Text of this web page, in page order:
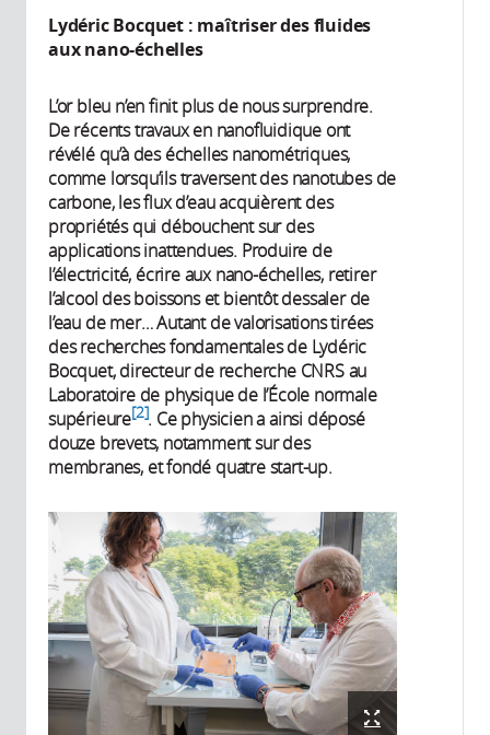
Lydéric Bocquet : maîtriser des fluides
aux nano-échelles
L’or bleu n’en finit plus de nous surprendre.
De récents travaux en nanofluidique ont
révélé qu’à des échelles nanométriques,
comme lorsqu’ils traversent des nanotubes de
carbone, les flux d’eau acquièrent des
propriétés qui débouchent sur des
applications inattendues. Produire de
l’électricité, écrire aux nano-échelles, retirer
l’alcool des boissons et bientôt dessaler de
l’eau de mer… Autant de valorisations tirées
des recherches fondamentales de Lydéric
Bocquet, directeur de recherche CNRS au
Laboratoire de physique de l’École normale
supérieure 2 . Ce physicien a ainsi déposé
douze brevets, notamment sur des
membranes, et fondé quatre start-up.